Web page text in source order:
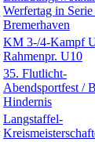
Werfertag in Serie
Bremerhaven
KM 3-/4-Kampf
Rahmenpr. U10
35. Flutlicht-
Abendsportfest /
Hindernis
Langstaffel-